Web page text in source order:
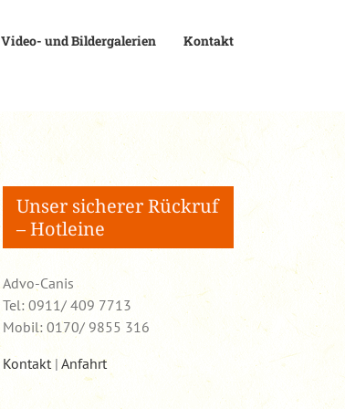
Video- und Bildergalerien Kontakt
Unser sicherer Rückruf
– Hotleine
Advo-Canis
Tel: 0911/ 409 7713
Mobil: 0170/ 9855 316
Kontakt| Anfahrt